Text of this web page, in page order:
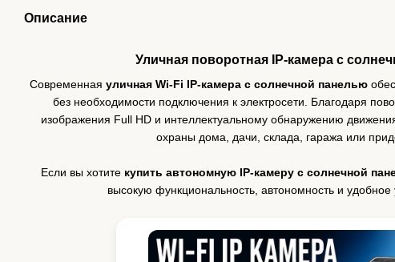
Описание
Уличная поворотная IP-камера с
Современная уличная Wi-Fi IP-камера с солнечной панелью
без необходимости подключения к электросети. Благодаря
изображения Full HD и интеллектуальному обнаружению
охраны дома, дачи, склада, гаража или
Если вы хотите купить автономную IP-камеру с солнечной
высокую функциональность, автономность и